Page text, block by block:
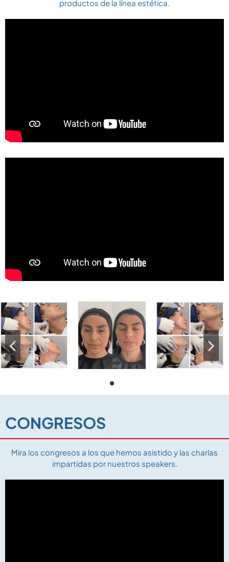
productos de la línea estética.
CONGRESOS
Mira los congresos a los que hemos asistido y las charlas
impartidas por nuestros speakers.